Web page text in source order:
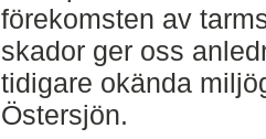
förekomsten av
skador ger oss
tidigare okända
Östersjön.